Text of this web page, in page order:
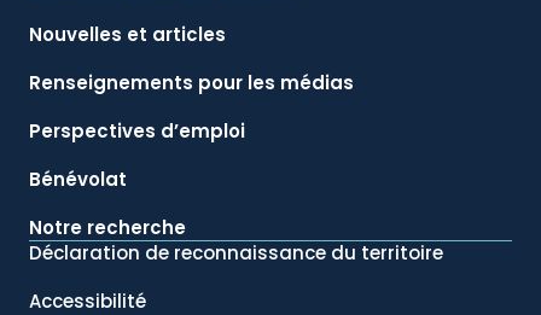
Nouvelles et articles
Renseignements pour les médias
Perspectives d’emploi
Bénévolat
Notre recherche
Déclaration de reconnaissance du territoire
Accessibilité